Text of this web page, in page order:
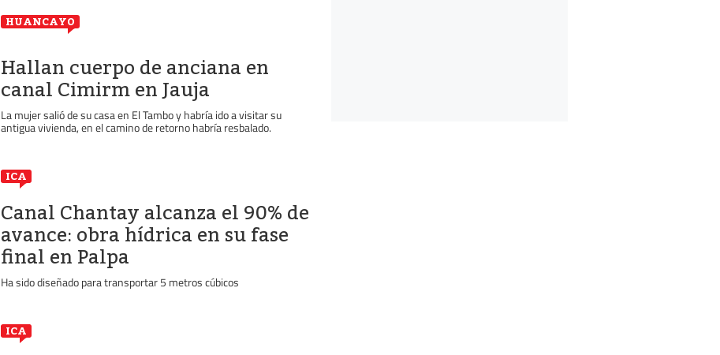
HUANCAYO
Hallan cuerpo de anciana en
canal Cimirm en Jauja
La mujer salió de su casa en El Tambo y habría ido a visitar su
antigua vivienda, en el camino de retorno habría resbalado.
ICA
Canal Chantay alcanza el 90% de
avance: obra hídrica en su fase
final en Palpa
Ha sido diseñado para transportar 5 metros cúbicos
ICA